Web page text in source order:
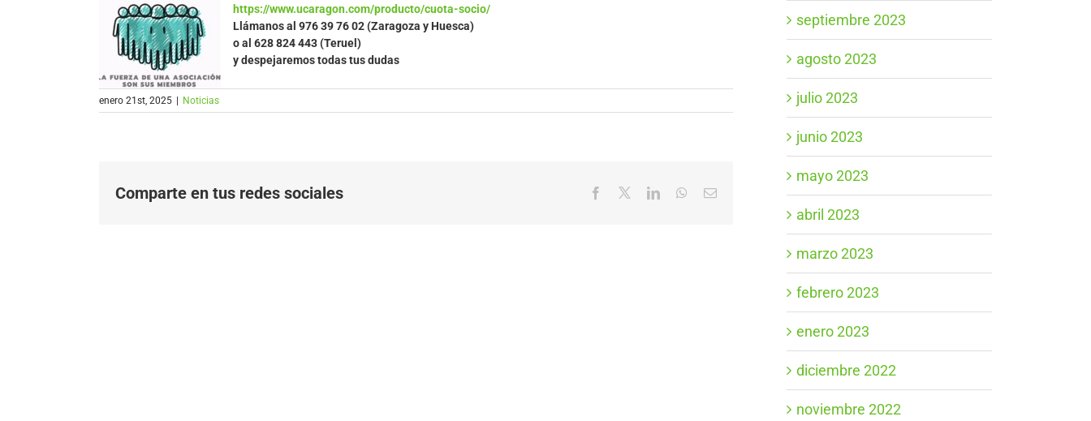
https://www.ucaragon.com/producto/cuota-socio/
Llámanos al 976 39 76 02 (Zaragoza y Huesca)
o al 628 824 443 (Teruel)
y despejaremos todas tus dudas
enero 21st, 2025 Noticias
Comparte en tus redes sociales Facebook LinkedInWhatsApp
Correo
septiembre 2023
agosto 2023
julio 2023
junio 2023
mayo 2023
abril 2023
marzo 2023
febrero 2023
enero 2023
diciembre 2022
noviembre 2022